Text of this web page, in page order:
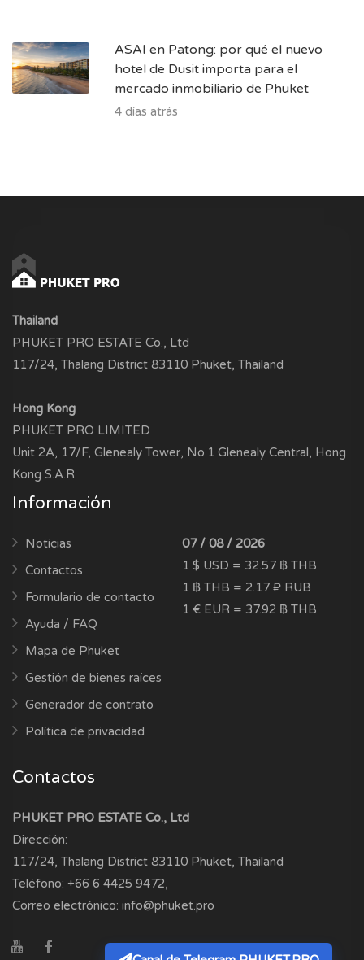
ASAI en Patong: por qué el nuevo
hotel de Dusit importa para el
mercado inmobiliario de Phuket
4 días atrás
Thailand
PHUKET PRO ESTATE Co., Ltd
117/24, Thalang District 83110 Phuket, Thailand
Hong Kong
PHUKET PRO LIMITED
Unit 2A, 17/F, Glenealy Tower, No.1 Glenealy Central, Hong
Kong S.A.R
Información
Noticias
Contactos
Formulario de contacto
Ayuda / FAQ
Mapa de Phuket
Gestión de bienes raíces
Generador de contrato
Política de privacidad
07 / 08 / 2026
1 $ USD = 32.57 ฿ THB
1 ฿ THB = 2.17 ₽ RUB
1 € EUR = 37.92 ฿ THB
Contactos
PHUKET PRO ESTATE Co., Ltd
Dirección:
117/24, Thalang District 83110 Phuket, Thailand
Teléfono: +66 6 4425 9472
Correo electrónico: info@phuket.pro